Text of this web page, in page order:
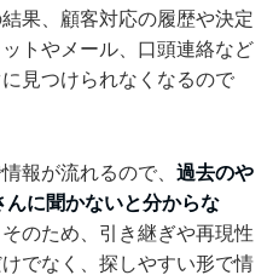
果、顧客対応の履歴や決定
トやメール、口頭連絡など
見つけられなくなるので
報が流れるので、 過去のや
に聞かないと分からな
そのため、引き継ぎや再現性
でなく、探しやすい形で情